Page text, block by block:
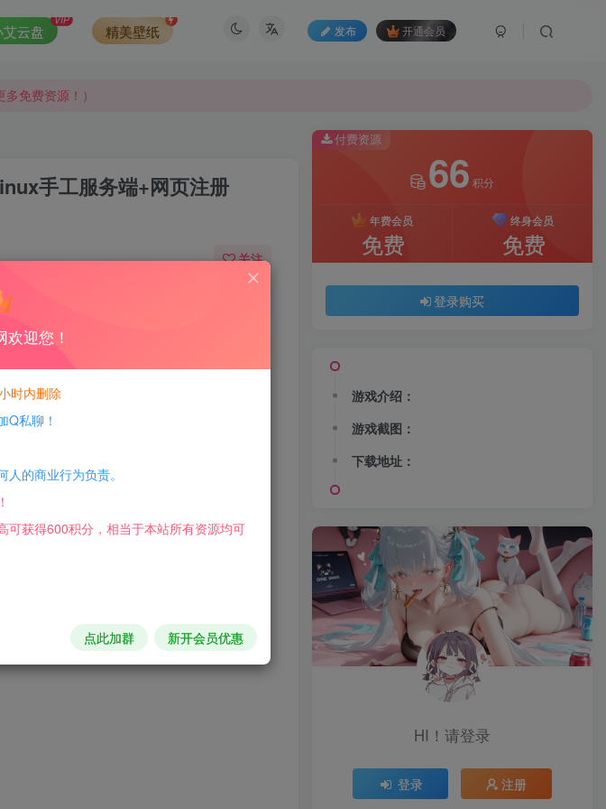
发布 开通会员
艾云盘
VIP
精美壁纸
免费资源！）
行删除处理。
手工服务端+网页注册
关注
付费资源
66 积分
年费会员
免费
终身会员
免费
登录购买
游戏介绍：
游戏截图：
下载地址：
HI！请登录
登录 注册
迎您！
时内删除
Q私聊！
的商业行为负责。
可获得600积分，相当于本站所有资源均可
点此加群 新开会员优惠